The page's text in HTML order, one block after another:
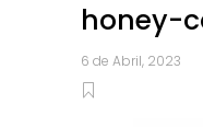
honey-
6 de Abril, 2023